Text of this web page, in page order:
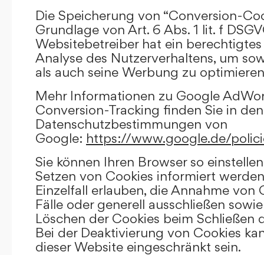
Die Speicherung von “Conversion-
Grundlage von Art. 6 Abs. 1 lit. f
Websitebetreiber hat ein berechtigtes
Analyse des Nutzerverhaltens, um
als auch seine Werbung zu
Mehr Informationen zu Google
Conversion-Tracking finden Sie in den
Datenschutzbestimmungen von
Google: https://www.google.de/
Sie können Ihren Browser so
Setzen von Cookies informiert
Einzelfall erlauben, die Annahme von
Fälle oder generell ausschließen
Löschen der Cookies beim Schließen
Bei der Deaktivierung von Cookies
dieser Website eingeschränkt sein.